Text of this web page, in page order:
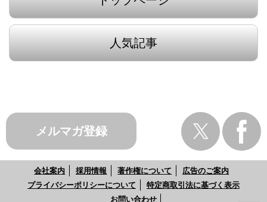
人気記事
メルマガ登録
会社案内 採用情報 著作権について
広告のご案内
プライバシーポリシーについて
特定商取引法に基づく表示
お問い合わせ